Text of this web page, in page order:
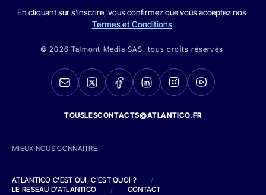
En cliquant sur s'inscrire, vous confirmez que vous acceptez nos
Termes et Conditions
© 2026 Talmont Media SAS. tous droits réservés.
TOUSLESCONTACTS@ATLANTICO.FR
MIEUX NOUS CONNAITRE
ATLANTICO C'EST QUI, C'EST QUOI ?
/
LE RESEAU D'ATLANTICO
/ CONTACT